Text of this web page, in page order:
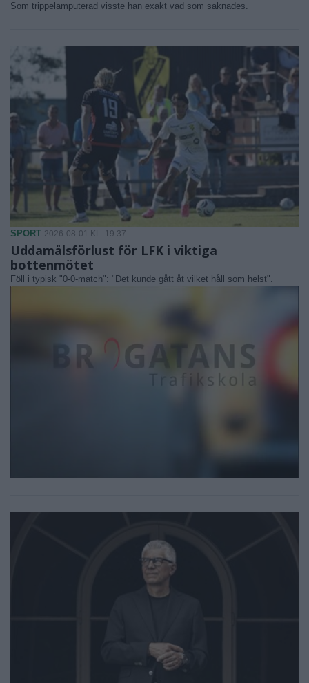
Som trippelamputerad visste han exakt vad som saknades.
SPORT 2026-08-01 KL. 19:37
Uddamålsförlust för LFK i viktiga
bottenmötet
Föll i typisk "0-0-match": "Det kunde gått åt vilket håll som helst".